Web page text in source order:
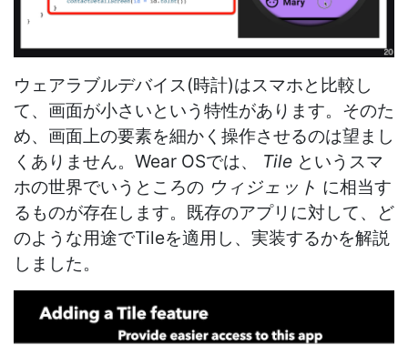
ウェアラブルデバイス(時計)はスマホと比較し
て、画面が小さいという特性があります。そのた
め、画面上の要素を細かく操作させるのは望まし
くありません。Wear OSでは、 Tile というスマ
ホの世界でいうところの ウィジェット に相当す
るものが存在します。既存のアプリに対して、ど
のような用途でTileを適用し、実装するかを解説
しました。